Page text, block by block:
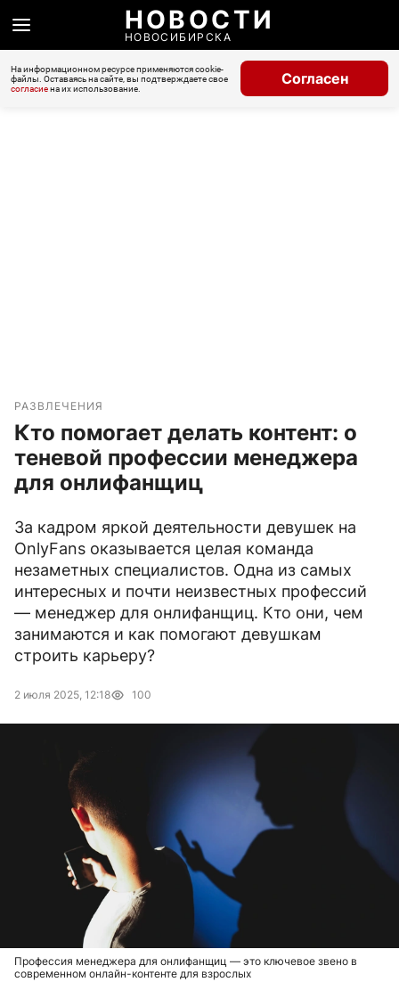
НОВОСТИ
НОВОСИБИРСКА
На информационном ресурсе применяются cookie-
файлы. Оставаясь на сайте, вы подтверждаете свое
согласиена их использование.
Согласен
РАЗВЛЕЧЕНИЯ
Кто помогает делать контент: о
теневой профессии менеджера
для онлифанщиц
За кадром яркой деятельности девушек на
OnlyFans оказывается целая команда
незаметных специалистов. Одна из самых
интересных и почти неизвестных профессий
— менеджер для онлифанщиц. Кто они, чем
занимаются и как помогают девушкам
строить карьеру?
2 июля 2025, 12:18 100
Профессия менеджера для онлифанщиц — это ключевое звено в
современном онлайн-контенте для взрослых